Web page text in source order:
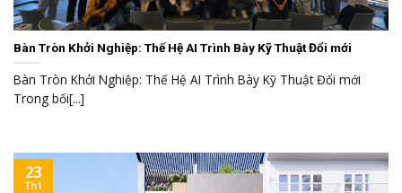
Bàn Tròn Khởi Nghiệp: Thế Hệ AI Trình Bày Kỹ Thuật Đổi mới
Bàn Tròn Khởi Nghiệp: Thế Hệ AI Trình Bày Kỹ Thuật Đổi mới
Trong bối[...]
23
Th1